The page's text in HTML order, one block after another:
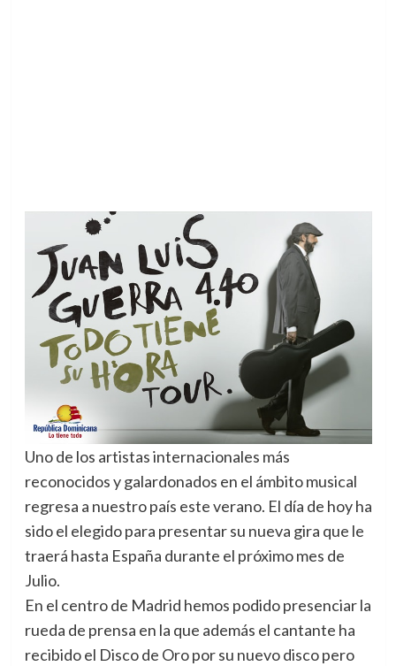
Uno de los artistas internacionales más
reconocidos y galardonados en el ámbito musical
regresa a nuestro país este verano. El día de hoy ha
sido el elegido para presentar su nueva gira que le
traerá hasta España durante el próximo mes de
Julio.
En el centro de Madrid hemos podido presenciar la
rueda de prensa en la que además el cantante ha
recibido el Disco de Oro por su nuevo disco pero